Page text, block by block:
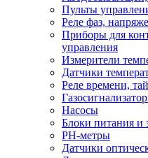
Пульты
Реле фаз,
Приборы для
управления
Измерители
Датчики
Реле времени,
Насосы
Блоки питания и
PH-метры
Датчики